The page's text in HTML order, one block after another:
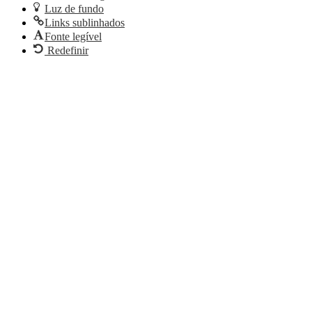
Luz de fundo
Links sublinhados
Fonte legível
Redefinir